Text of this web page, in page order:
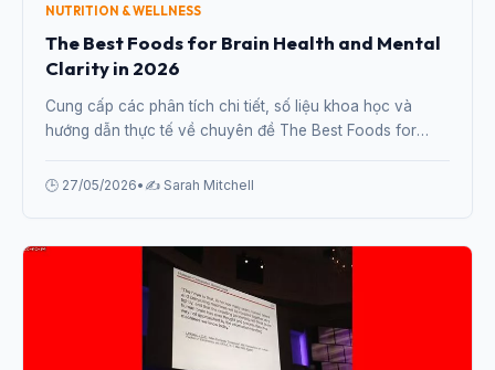
NUTRITION & WELLNESS
The Best Foods for Brain Health and Mental
Clarity in 2026
Cung cấp các phân tích chi tiết, số liệu khoa học và
hướng dẫn thực tế về chuyên đề The Best Foods for
🕒 27/05/2026• ✍️ Sarah Mitchell